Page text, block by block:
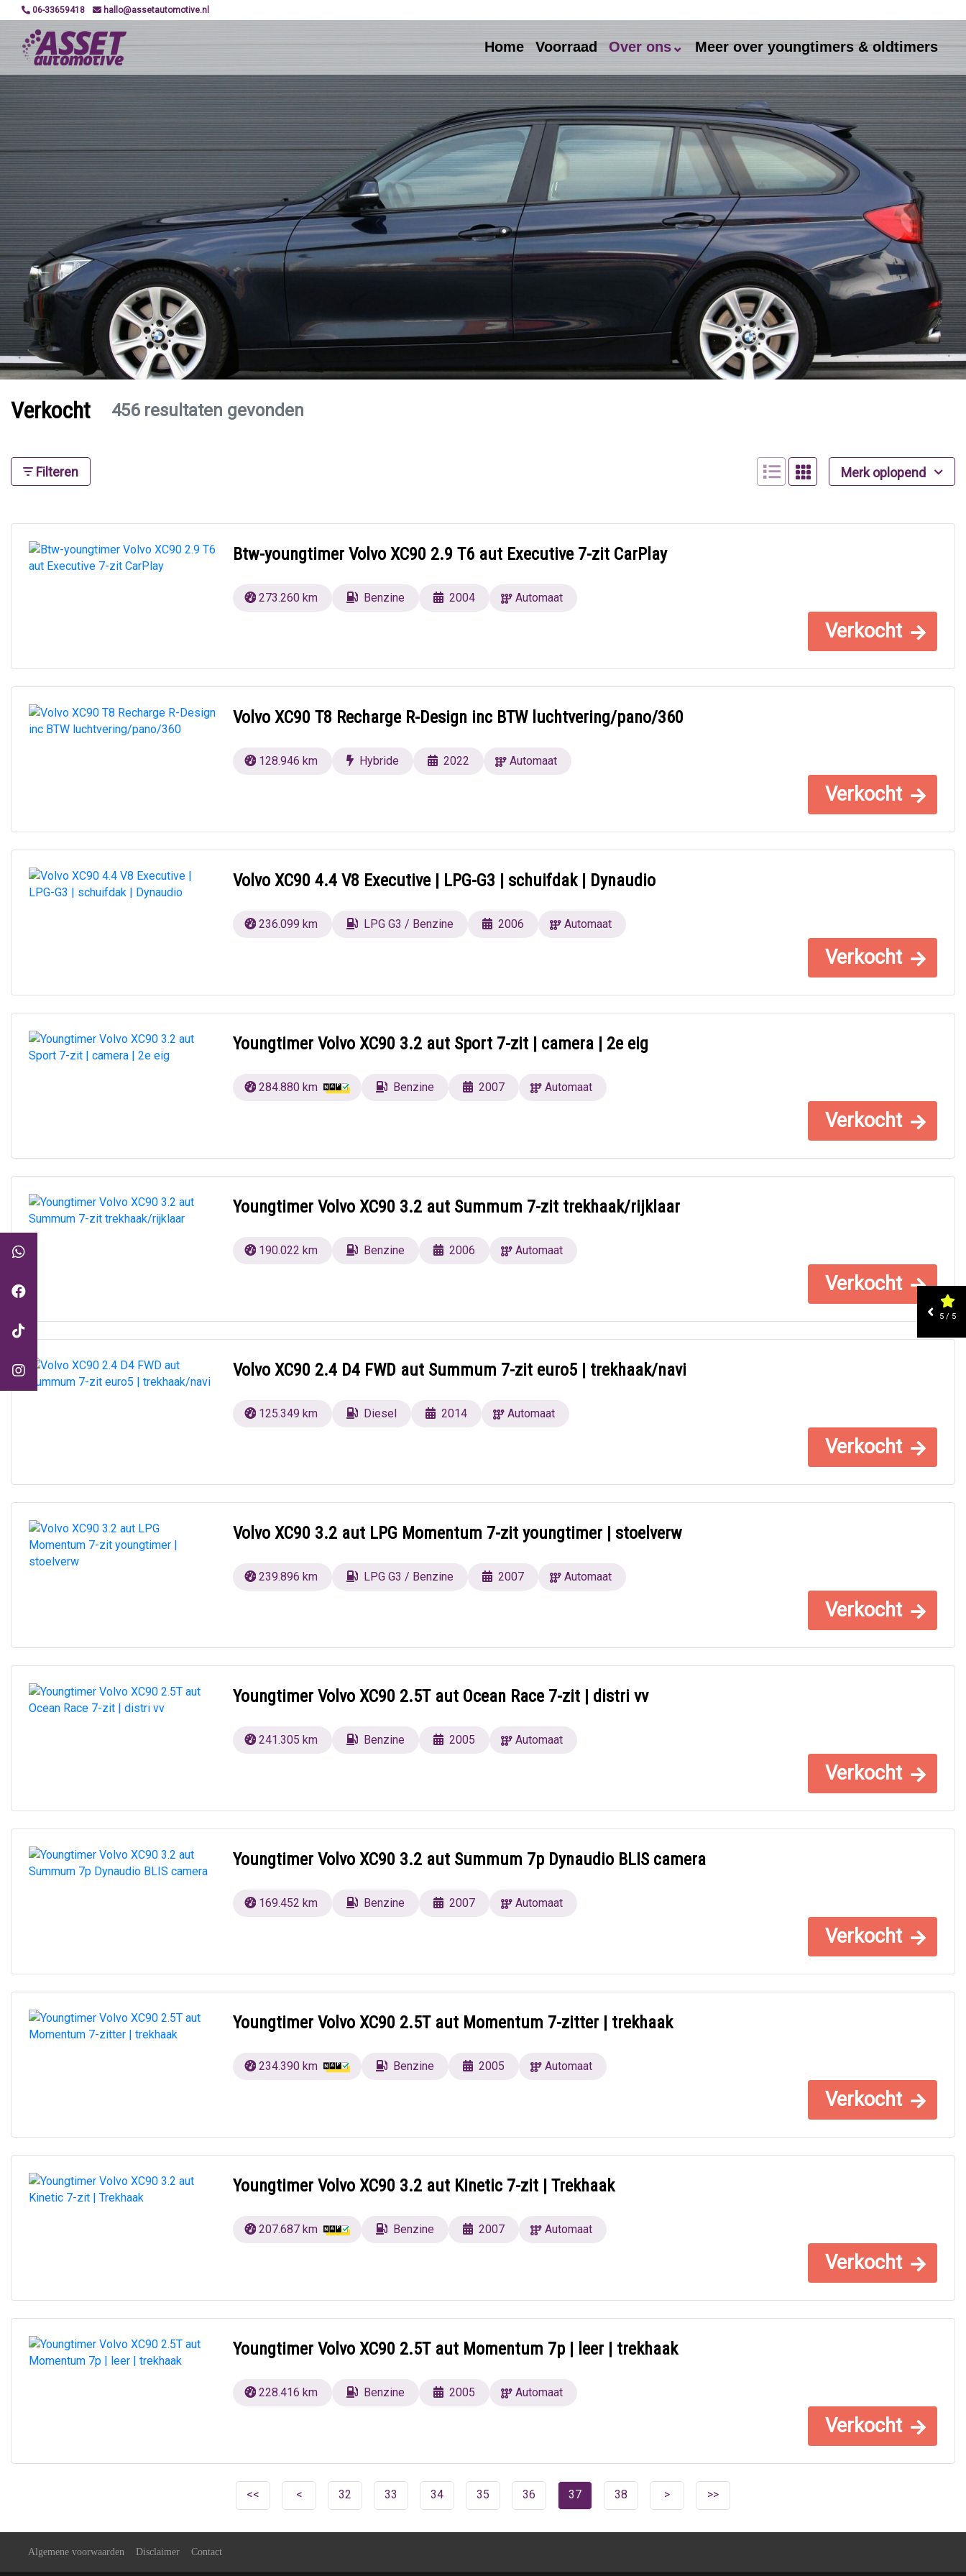
06-33659418 hallo@assetautomotive.nl
Home Voorraad Over ons⌄ Meer over youngtimers & oldtimers
Verkocht 456 resultaten gevonden
Filteren Merk oplopend
Btw-youngtimer Volvo XC90 2.9 T6 aut Executive 7-zit CarPlay
273.260 km Benzine 2004 Automaat
Verkocht
Volvo XC90 T8 Recharge R-Design inc BTW luchtvering/pano/360
128.946 km Hybride 2022 Automaat
Verkocht
Volvo XC90 4.4 V8 Executive | LPG-G3 | schuifdak | Dynaudio
236.099 km LPG G3 / Benzine 2006 Automaat
Verkocht
Youngtimer Volvo XC90 3.2 aut Sport 7-zit | camera | 2e eig
284.880 km Benzine 2007 Automaat
Verkocht
Youngtimer Volvo XC90 3.2 aut Summum 7-zit trekhaak/rijklaar
190.022 km Benzine 2006 Automaat
Verkocht
Volvo XC90 2.4 D4 FWD aut Summum 7-zit euro5 | trekhaak/navi
125.349 km Diesel 2014 Automaat
Verkocht
Volvo XC90 3.2 aut LPG Momentum 7-zit youngtimer | stoelverw
239.896 km LPG G3 / Benzine 2007 Automaat
Verkocht
Youngtimer Volvo XC90 2.5T aut Ocean Race 7-zit | distri vv
241.305 km Benzine 2005 Automaat
Verkocht
Youngtimer Volvo XC90 3.2 aut Summum 7p Dynaudio BLIS camera
169.452 km Benzine 2007 Automaat
Verkocht
Youngtimer Volvo XC90 2.5T aut Momentum 7-zitter | trekhaak
234.390 km Benzine 2005 Automaat
Verkocht
Youngtimer Volvo XC90 3.2 aut Kinetic 7-zit | Trekhaak
207.687 km Benzine 2007 Automaat
Verkocht
Youngtimer Volvo XC90 2.5T aut Momentum 7p | leer | trekhaak
228.416 km Benzine 2005 Automaat
Verkocht
<< < 32 33 34 35 36 37 38 > >>
Algemene voorwaarden Disclaimer Contact
5 / 5